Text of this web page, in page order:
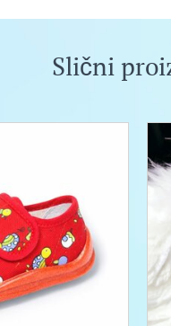
Slični